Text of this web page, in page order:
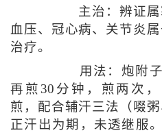
主治：辨证属
血压、冠心病、关节炎
治疗。
用法：炮附子
再煎30分钟，煎两次
煎，配合辅汗三法（啜
正汗出为期，未透继服